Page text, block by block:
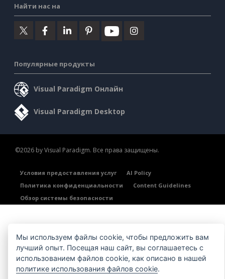
Найти нас на
Популярные продукты
Visual Paradigm Онлайн
Visual Paradigm Desktop
©2026 by Visual Paradigm. Все права защищены.
Условия предоставления услуг
AI Policy
Политика конфиденциальности
Content Guidelines
Обзор системы безопасности
Мы используем файлы cookie, чтобы предложить вам
лучший опыт. Посещая наш сайт, вы соглашаетесь с
использованием файлов cookie, как описано в нашей
политике использования файлов cookie.